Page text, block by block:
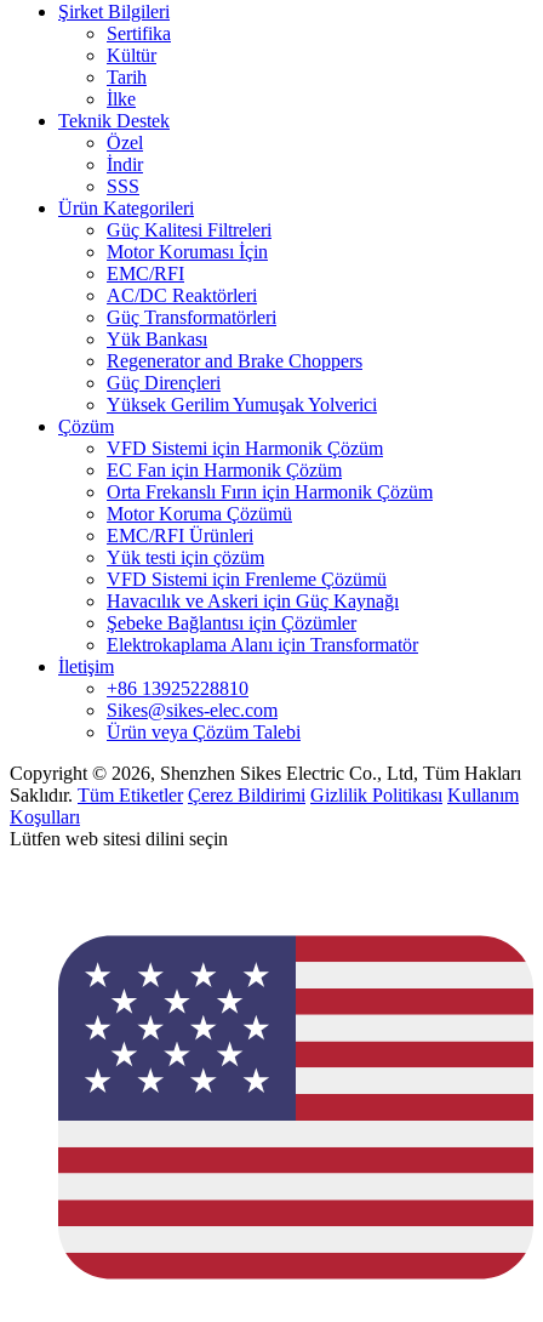
Şirket Bilgileri
Sertifika
Kültür
Tarih
İlke
Teknik Destek
Özel
İndir
SSS
Ürün Kategorileri
Güç Kalitesi Filtreleri
Motor Koruması İçin
EMC/RFI
AC/DC Reaktörleri
Güç Transformatörleri
Yük Bankası
Regenerator and Brake Choppers
Güç Dirençleri
Yüksek Gerilim Yumuşak Yolverici
Çözüm
VFD Sistemi için Harmonik Çözüm
EC Fan için Harmonik Çözüm
Orta Frekanslı Fırın için Harmonik Çözüm
Motor Koruma Çözümü
EMC/RFI Ürünleri
Yük testi için çözüm
VFD Sistemi için Frenleme Çözümü
Havacılık ve Askeri için Güç Kaynağı
Şebeke Bağlantısı için Çözümler
Elektrokaplama Alanı için Transformatör
İletişim
+86 13925228810
Sikes@sikes-elec.com
Ürün veya Çözüm Talebi
Copyright © 2026, Shenzhen Sikes Electric Co., Ltd, Tüm Hakları
Saklıdır. Tüm Etiketler Çerez Bildirimi Gizlilik Politikası Kullanım
Koşulları
Lütfen web sitesi dilini seçin